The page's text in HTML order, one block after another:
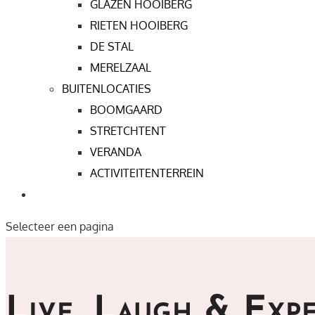
GLAZEN HOOIBERG
RIETEN HOOIBERG
DE STAL
MERELZAAL
BUITENLOCATIES
BOOMGAARD
STRETCHTENT
VERANDA
ACTIVITEITENTERREIN
Selecteer een pagina